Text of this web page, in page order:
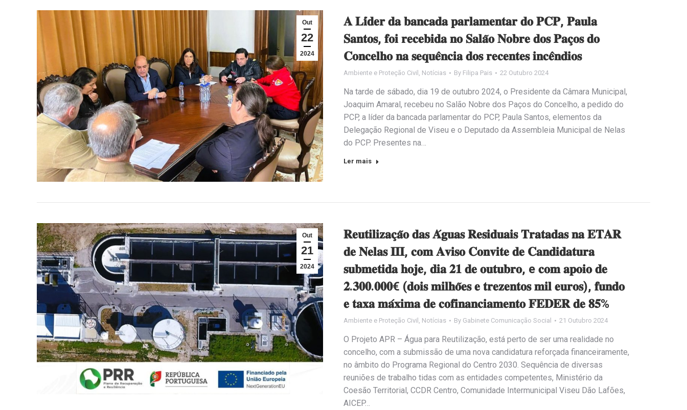
Out
22
2024
𝐀 𝐋𝐢́𝐝𝐞𝐫 𝐝𝐚 𝐛𝐚𝐧𝐜𝐚𝐝𝐚 𝐩𝐚𝐫𝐥𝐚𝐦𝐞𝐧𝐭𝐚𝐫 𝐝𝐨 𝐏𝐂𝐏, 𝐏𝐚𝐮𝐥𝐚
𝐒𝐚𝐧𝐭𝐨𝐬, 𝐟𝐨𝐢 𝐫𝐞𝐜𝐞𝐛𝐢𝐝𝐚 𝐧𝐨 𝐒𝐚𝐥𝐚̃𝐨 𝐍𝐨𝐛𝐫𝐞 𝐝𝐨𝐬 𝐏𝐚𝐜̧𝐨𝐬 𝐝𝐨
𝐂𝐨𝐧𝐜𝐞𝐥𝐡𝐨 𝐧𝐚 𝐬𝐞𝐪𝐮𝐞̂𝐧𝐜𝐢𝐚 𝐝𝐨𝐬 𝐫𝐞𝐜𝐞𝐧𝐭𝐞𝐬 𝐢𝐧𝐜𝐞̂𝐧𝐝𝐢𝐨𝐬
Ambiente e Proteção Civil , Notícias By Filipa Pais 22 Outubro 2024
Na tarde de sábado, dia 19 de outubro 2024, o Presidente da Câmara Municipal,
Joaquim Amaral, recebeu no Salão Nobre dos Paços do Concelho, a pedido do
PCP, a líder da bancada parlamentar do PCP, Paula Santos, elementos da
Delegação Regional de Viseu e o Deputado da Assembleia Municipal de Nelas
do PCP. Presentes na…
Ler mais
Out
21
2024
𝐑𝐞𝐮𝐭𝐢𝐥𝐢𝐳𝐚𝐜̧𝐚̃𝐨 𝐝𝐚𝐬 𝐀́𝐠𝐮𝐚𝐬 𝐑𝐞𝐬𝐢𝐝𝐮𝐚𝐢𝐬 𝐓𝐫𝐚𝐭𝐚𝐝𝐚𝐬 𝐧𝐚 𝐄𝐓𝐀𝐑
𝐝𝐞 𝐍𝐞𝐥𝐚𝐬 𝐈𝐈𝐈, 𝐜𝐨𝐦 𝐀𝐯𝐢𝐬𝐨 𝐂𝐨𝐧𝐯𝐢𝐭𝐞 𝐝𝐞 𝐂𝐚𝐧𝐝𝐢𝐝𝐚𝐭𝐮𝐫𝐚
𝐬𝐮𝐛𝐦𝐞𝐭𝐢𝐝𝐚 𝐡𝐨𝐣𝐞, 𝐝𝐢𝐚 𝟐𝟏 𝐝𝐞 𝐨𝐮𝐭𝐮𝐛𝐫𝐨, e 𝐜𝐨𝐦 𝐚𝐩𝐨𝐢𝐨 𝐝𝐞
𝟐.𝟑𝟎𝟎.𝟎𝟎𝟎€ (𝐝𝐨𝐢𝐬 𝐦𝐢𝐥𝐡𝐨̃𝐞𝐬 𝐞 𝐭𝐫𝐞𝐳𝐞𝐧𝐭𝐨𝐬 𝐦𝐢𝐥 𝐞𝐮𝐫𝐨𝐬), 𝐟𝐮𝐧𝐝𝐨
𝐞 𝐭𝐚𝐱𝐚 𝐦𝐚́𝐱𝐢𝐦𝐚 𝐝𝐞 𝐜𝐨𝐟𝐢𝐧𝐚𝐧𝐜𝐢𝐚𝐦𝐞𝐧𝐭𝐨 𝐅𝐄𝐃𝐄𝐑 𝐝𝐞 𝟖𝟓%
Ambiente e Proteção Civil Notícias By Gabinete Comunicação Social 21 Outubro 2024
O Projeto APR – Água para Reutilização, está perto de ser uma realidade no
concelho, com a submissão de uma nova candidatura reforçada financeiramente,
no âmbito do Programa Regional do Centro 2030. Sequência de diversas
reuniões de trabalho tidas com as entidades competentes, Ministério da
Coesão Territorial, CCDR Centro, Comunidade Intermunicipal Viseu Dão Lafões,
AICEP…